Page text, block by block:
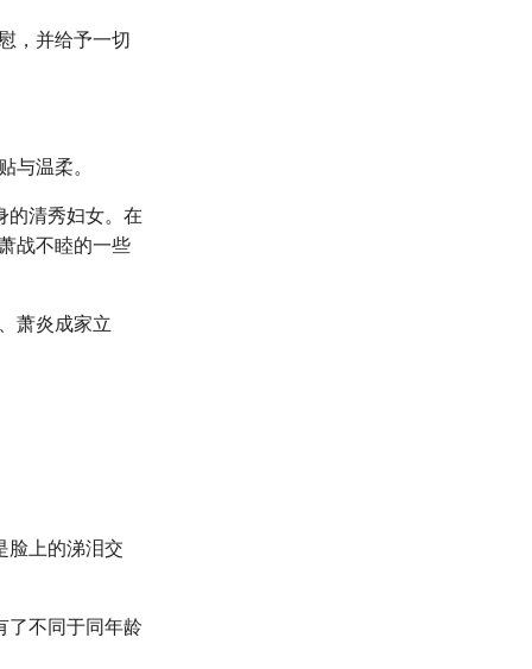
，并给予一切
与温柔。
的清秀妇女。在
战不睦的一些
萧炎成家立
脸上的涕泪交
了不同于同年龄